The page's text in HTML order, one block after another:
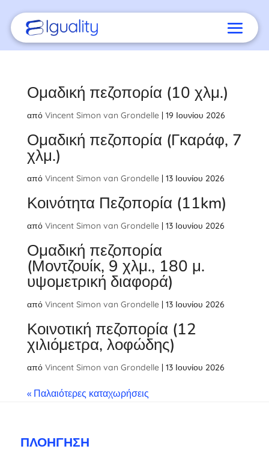
Ομαδική πεζοπορία (10 χλμ.)
από Vincent Simon van Grondelle| 19 Ιουνίου 2026
Ομαδική πεζοπορία (Γκαράφ, 7
χλμ.)
από Vincent Simon van Grondelle| 13 Ιουνίου 2026
Κοινότητα Πεζοπορία (11km)
από Vincent Simon van Grondelle| 13 Ιουνίου 2026
Ομαδική πεζοπορία
(Μοντζουίκ, 9 χλμ., 180 μ.
υψομετρική διαφορά)
από Vincent Simon van Grondelle| 13 Ιουνίου 2026
Κοινοτική πεζοπορία (12
χιλιόμετρα, λοφώδης)
από Vincent Simon van Grondelle| 13 Ιουνίου 2026
« Παλαιότερες καταχωρήσεις
ΠΛΟΉΓΗΣΗ